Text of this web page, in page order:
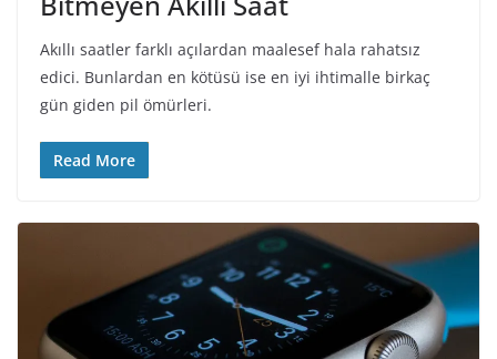
Akıllı saatler farklı açılardan maalesef hala rahatsız
edici. Bunlardan en kötüsü ise en iyi ihtimalle birkaç
gün giden pil ömürleri.
Read More